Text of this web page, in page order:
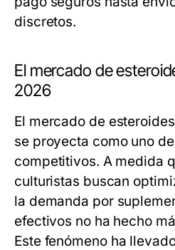
discretos.
El mercado de
2026
El mercado de
se proyecta como uno
competitivos. A medida
culturistas buscan
la demanda por
efectivos no ha hecho
Este fenómeno ha